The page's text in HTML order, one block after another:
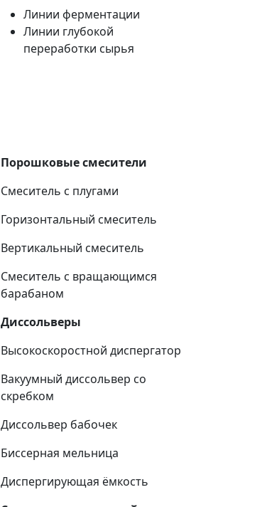
Линии ферментации
Линии глубокой
переработки сырья
Порошковые смесители
Смеситель с плугами
Горизонтальный смеситель
Вертикальный смеситель
Смеситель с вращающимся
барабаном
Диссольверы
Высокоскоростной диспергатор
Вакуумный диссольвер со
скребком
Диссольвер бабочек
Биссерная мельница
Диспергирующая ёмкость